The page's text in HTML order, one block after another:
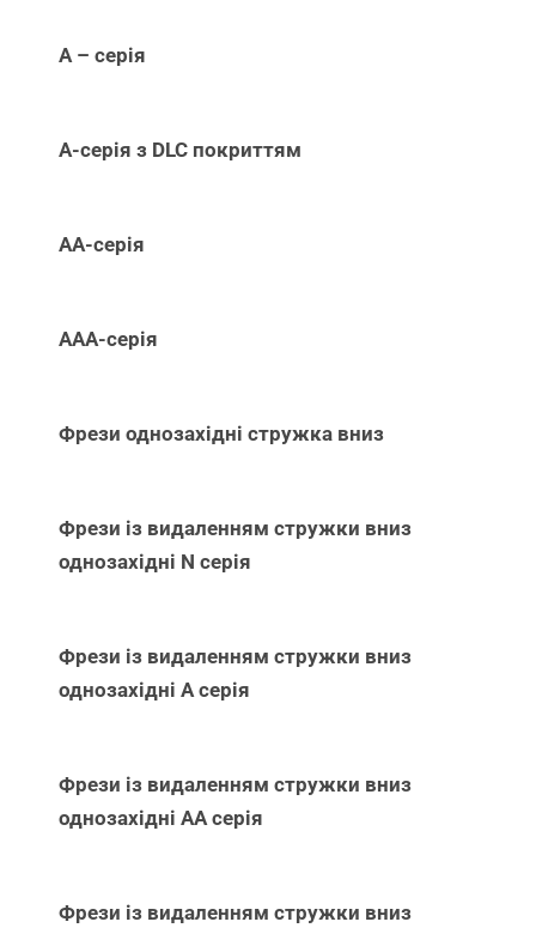
А – серія
А-серія з DLC покриттям
АА-серія
ААА-серія
Фрези однозахідні стружка вниз
Фрези із видаленням стружки вниз
однозахідні N серія
Фрези із видаленням стружки вниз
однозахідні А серія
Фрези із видаленням стружки вниз
однозахідні АА серія
Фрези із видаленням стружки вниз